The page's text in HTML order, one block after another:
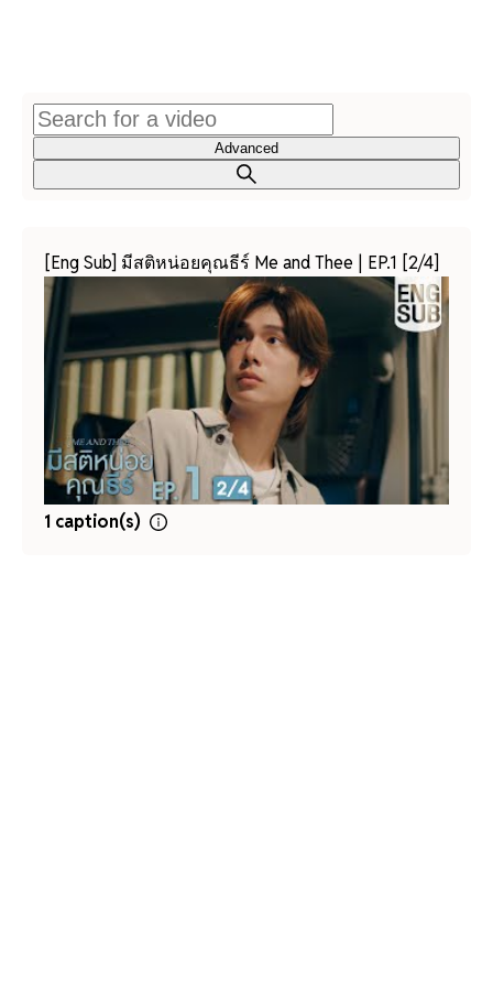
Advanced
[Eng Sub] มีสติหน่อยคุณธีร์ Me and Thee | EP.1 [2/4]
1 caption(s)